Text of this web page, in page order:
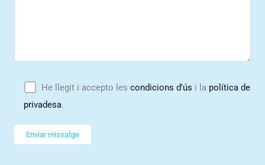
He llegit i accepto lescondicions d'ús i la política de
privadesa.